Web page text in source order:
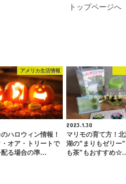
トップページへ
アメリカ生活情報
ハロウィン情報！
・オア・トリートで
配る場合の準…
2023.1.30
マリモの育て方！
湖の”まりもゼリー
も茶”もおすすめ